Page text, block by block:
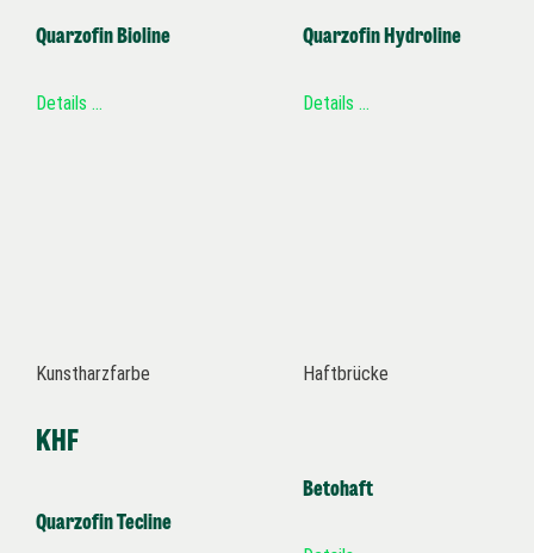
Quarzofin Bioline
Details …
Quarzofin Hydroline
Details …
Kunstharzfarbe
KHF
Quarzofin Tecline
Haftbrücke
Betohaft